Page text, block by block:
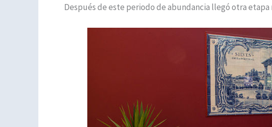
Después de este periodo de abundancia llegó otra etapa